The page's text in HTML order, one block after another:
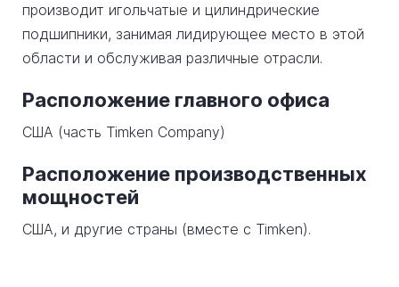
производит игольчатые и цилиндрические
подшипники, занимая лидирующее место в этой
области и обслуживая различные отрасли.
Расположение главного офиса
США (часть Timken Company)
Расположение производственных
мощностей
США, и другие страны (вместе с Timken).